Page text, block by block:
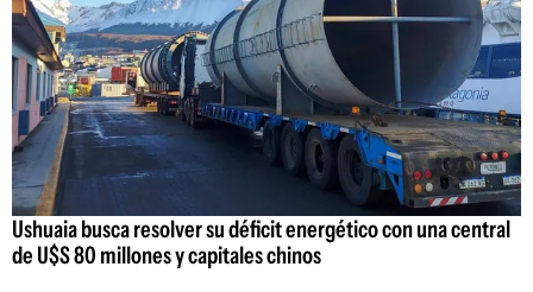
Ushuaia busca resolver su déficit energético con una central
de U$S 80 millones y capitales chinos